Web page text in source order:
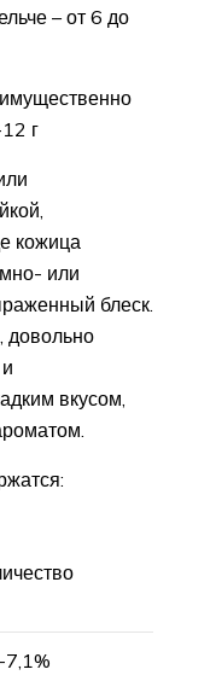
– от 6 до
г
кожица
или
блеск.
довольно
вкусом,